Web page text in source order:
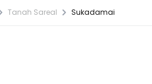
Tanah Sareal Sukadamai